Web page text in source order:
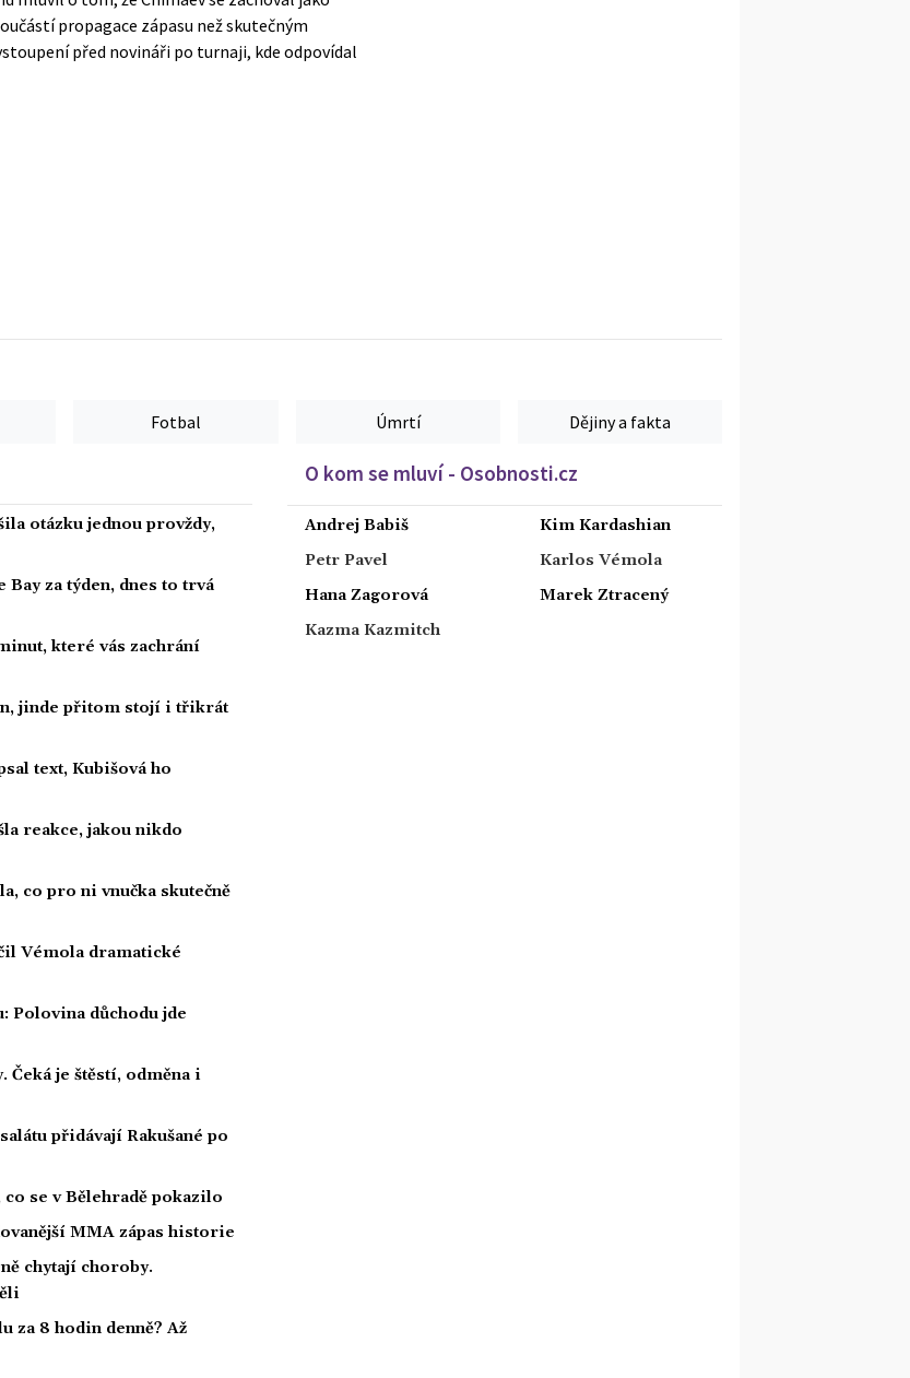
propagace zápasu než skutečným
před novináři po turnaji, kde odpovídal
Fotbal Úmrtí Dějiny a fakta
otázku jednou provždy,
za týden, dnes to trvá
které vás zachrání
jinde přitom stojí i třikrát
text, Kubišová ho
reakce, jakou nikdo
co pro ni vnučka skutečně
Vémola dramatické
Polovina důchodu jde
je štěstí, odměna i
přidávají Rakušané po
se v Bělehradě pokazilo
MMA zápas historie
chytají choroby.
za 8 hodin denně? Až
O kom se mluví - Osobnosti.cz
Andrej Babiš
Petr Pavel
Hana Zagorová
Kazma Kazmitch
Kim Kardashian
Karlos Vémola
Marek Ztracený